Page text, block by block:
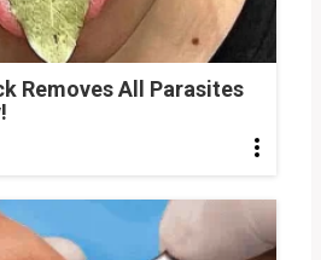
Removes All Parasites